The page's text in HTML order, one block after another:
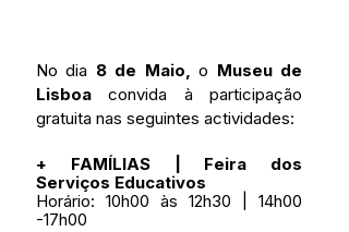
No dia 8 de Maio, o Museu de
Lisboa convida à participação
gratuita nas seguintes actividades:
+ FAMÍLIAS | Feira dos
Serviços Educativos
Horário: 10h00 às 12h30 | 14h00
-17h00